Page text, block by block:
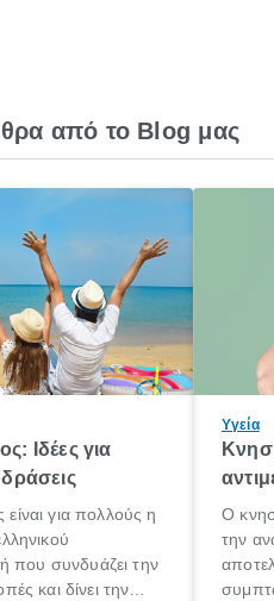
από το Blog μας
Ιδέες για
για πολλούς η
που συνδυάζει την
και δίνει την
Υγεία
Ο
την